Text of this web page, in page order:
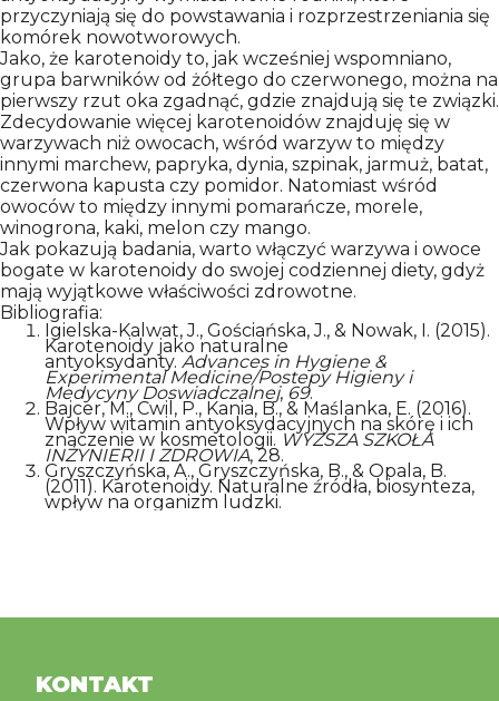
przyczyniają się do powstawania i rozprzestrzeniania się
komórek nowotworowych.
Jako, że karotenoidy to, jak wcześniej wspomniano,
grupa barwników od żółtego do czerwonego, można na
pierwszy rzut oka zgadnąć, gdzie znajdują się te związki.
Zdecydowanie więcej karotenoidów znajduję się w
warzywach niż owocach, wśród warzyw to między
innymi marchew, papryka, dynia, szpinak, jarmuż, batat,
czerwona kapusta czy pomidor. Natomiast wśród
owoców to między innymi pomarańcze, morele,
winogrona, kaki, melon czy mango.
Jak pokazują badania, warto włączyć warzywa i owoce
bogate w karotenoidy do swojej codziennej diety, gdyż
mają wyjątkowe właściwości zdrowotne.
Bibliografia:
Igielska-Kalwat, J., Gościańska, J., & Nowak, I. (2015).
Karotenoidy jako naturalne
antyoksydanty. Advances in Hygiene &
Experimental Medicine/Postepy Higieny i
Medycyny Doswiadczalnej, 69.
Bajcer, M., Cwil, P., Kania, B., & Maślanka, E. (2016).
Wpływ witamin antyoksydacyjnych na skórę i ich
znaczenie w kosmetologii. WYŻSZA SZKOŁA
INŻYNIERII I ZDROWIA, 28.
Gryszczyńska, A., Gryszczyńska, B., & Opala, B.
(2011). Karotenoidy. Naturalne źródła, biosynteza,
wpływ na organizm ludzki.
KONTAKT